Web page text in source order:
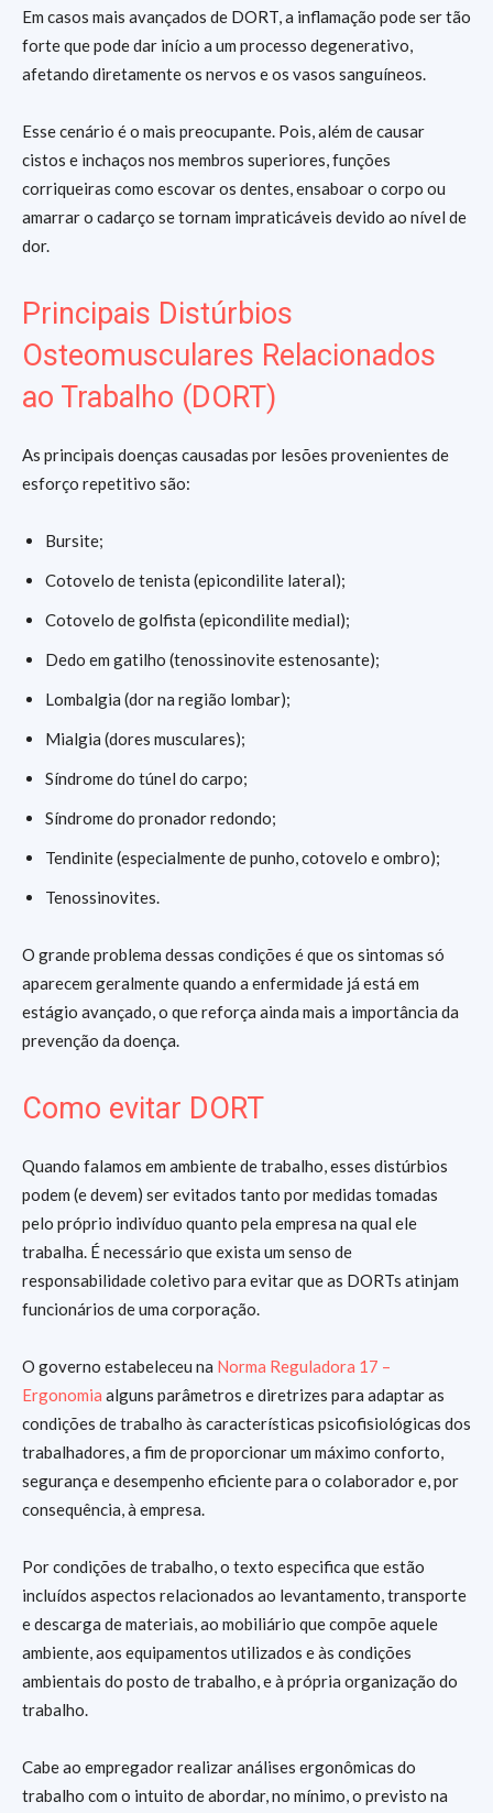
Em casos mais avançados de DORT, a inflamação pode ser tão
forte que pode dar início a um processo degenerativo,
afetando diretamente os nervos e os vasos sanguíneos.
Esse cenário é o mais preocupante. Pois, além de causar
cistos e inchaços nos membros superiores, funções
corriqueiras como escovar os dentes, ensaboar o corpo ou
amarrar o cadarço se tornam impraticáveis devido ao nível de
dor.
Principais Distúrbios
Osteomusculares Relacionados
ao Trabalho (DORT)
As principais doenças causadas por lesões provenientes de
esforço repetitivo são:
Bursite;
Cotovelo de tenista (epicondilite lateral);
Cotovelo de golfista (epicondilite medial);
Dedo em gatilho (tenossinovite estenosante);
Lombalgia (dor na região lombar);
Mialgia (dores musculares);
Síndrome do túnel do carpo;
Síndrome do pronador redondo;
Tendinite (especialmente de punho, cotovelo e ombro);
Tenossinovites.
O grande problema dessas condições é que os sintomas só
aparecem geralmente quando a enfermidade já está em
estágio avançado, o que reforça ainda mais a importância da
prevenção da doença.
Como evitar DORT
Quando falamos em ambiente de trabalho, esses distúrbios
podem (e devem) ser evitados tanto por medidas tomadas
pelo próprio indivíduo quanto pela empresa na qual ele
trabalha. É necessário que exista um senso de
responsabilidade coletivo para evitar que as DORTs atinjam
funcionários de uma corporação.
O governo estabeleceu na Norma Reguladora 17 –
Ergonomia alguns parâmetros e diretrizes para adaptar as
condições de trabalho às características psicofisiológicas dos
trabalhadores, a fim de proporcionar um máximo conforto,
segurança e desempenho eficiente para o colaborador e, por
consequência, à empresa.
Por condições de trabalho, o texto especifica que estão
incluídos aspectos relacionados ao levantamento, transporte
e descarga de materiais, ao mobiliário que compõe aquele
ambiente, aos equipamentos utilizados e às condições
ambientais do posto de trabalho, e à própria organização do
trabalho.
Cabe ao empregador realizar análises ergonômicas do
trabalho com o intuito de abordar, no mínimo, o previsto na